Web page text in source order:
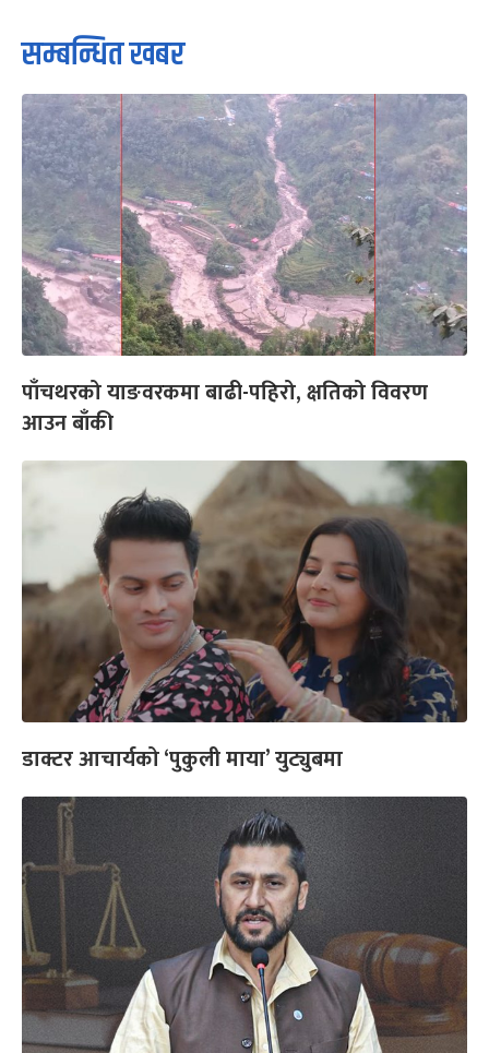
सम्बन्धित खबर
पाँचथरको याङवरकमा बाढी-पहिरो, क्षतिको विवरण
आउन बाँकी
डाक्टर आचार्यको ‘पुकुली माया’ युट्युबमा